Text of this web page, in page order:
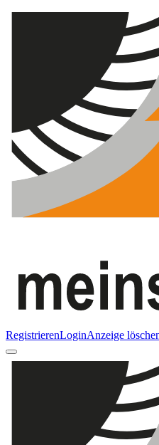
RegistrierenLoginAnzeige